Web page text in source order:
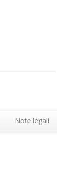
Note legali